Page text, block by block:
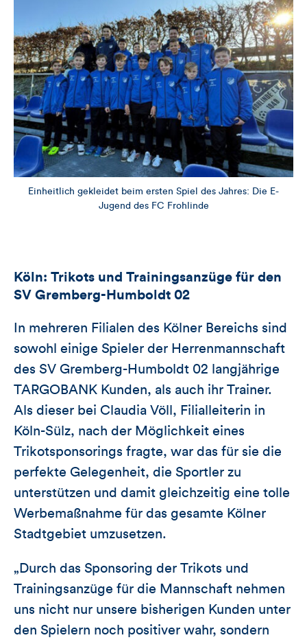
Einheitlich gekleidet beim ersten Spiel des Jahres: Die E-
Jugend des FC Frohlinde
Köln: Trikots und Trainingsanzüge für den
SV Gremberg-Humboldt 02
In mehreren Filialen des Kölner Bereichs sind
sowohl einige Spieler der Herrenmannschaft
des SV Gremberg-Humboldt 02 langjährige
TARGOBANK Kunden, als auch ihr Trainer.
Als dieser bei Claudia Völl, Filialleiterin in
Köln-Sülz, nach der Möglichkeit eines
Trikotsponsorings fragte, war das für sie die
perfekte Gelegenheit, die Sportler zu
unterstützen und damit gleichzeitig eine tolle
Werbemaßnahme für das gesamte Kölner
Stadtgebiet umzusetzen.
„Durch das Sponsoring der Trikots und
Trainingsanzüge für die Mannschaft nehmen
uns nicht nur unsere bisherigen Kunden unter
den Spielern noch positiver wahr, sondern